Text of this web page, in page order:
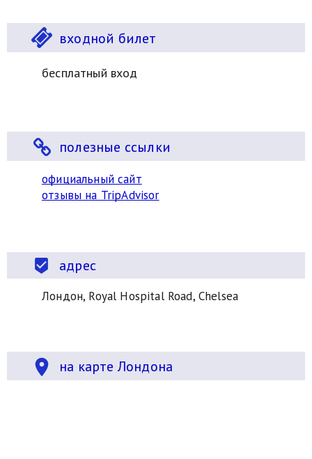
входной билет
бесплатный вход
полезные ссылки
официальный сайт
отзывы на TripAdvisor
beenhere адрес
Лондон, Royal Hospital Road, Chelsea
location_on на карте Лондона